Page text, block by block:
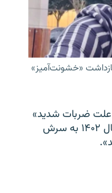
«خشونت‌آمیز»
علت ضربات شدید»
که مأموران در هنگام بازداشت او در سال ۱۴۰۲ به سرش